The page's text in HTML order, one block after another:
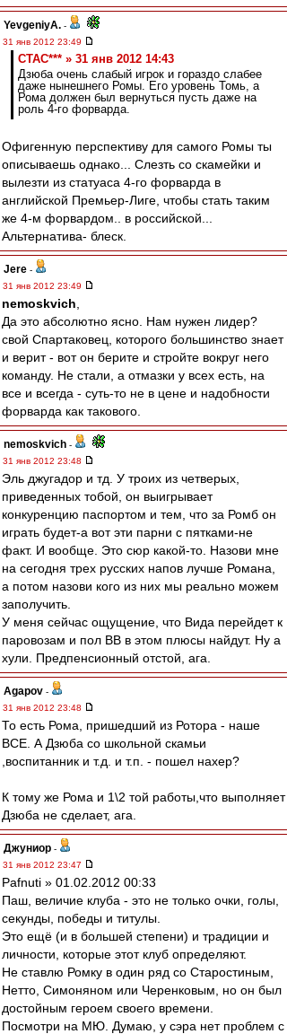
YevgeniyA. -
31 янв 2012 23:49
CTAC*** » 31 янв 2012 14:43
Дзюба очень слабый игрок и гораздо слабее
даже нынешнего Ромы. Его уровень Томь, а
Рома должен был вернуться пусть даже на
роль 4-го форварда.
Офигенную перспективу для самого Ромы ты
описываешь однако... Слезть со скамейки и
вылезти из статуаса 4-го форварда в
английской Премьер-Лиге, чтобы стать таким
же 4-м форвардом.. в российской...
Альтернатива- блеск.
Jere -
31 янв 2012 23:49
nemoskvich
Да это абсолютно ясно. Нам нужен лидер?
свой Спартаковец, которого большинство знает
и верит - вот он берите и стройте вокруг него
команду. Не стали, а отмазки у всех есть, на
все и всегда - суть-то не в цене и надобности
форварда как такового.
nemoskvich -
31 янв 2012 23:48
Эль джугадор и тд. У троих из четверых,
приведенных тобой, он выигрывает
конкуренцию паспортом и тем, что за Ромб он
играть будет-а вот эти парни с пятками-не
факт. И вообще. Это сюр какой-то. Назови мне
на сегодня трех русских напов лучше Романа,
а потом назови кого из них мы реально можем
заполучить.
У меня сейчас ощущение, что Вида перейдет к
паровозам и пол ВВ в этом плюсы найдут. Ну а
хули. Предпенсионный отстой, ага.
Agapov -
31 янв 2012 23:48
То есть Рома, пришедший из Ротора - наше
ВСЕ. А Дзюба со школьной скамьи
,воспитанник и т.д. и т.п. - пошел нахер?
К тому же Рома и 1\2 той работы,что выполняет
Дзюба не сделает, ага.
Джуниор -
31 янв 2012 23:47
Pafnuti » 01.02.2012 00:33
Паш, величие клуба - это не только очки, голы,
секунды, победы и титулы.
Это ещё (и в большей степени) и традиции и
личности, которые этот клуб определяют.
Не ставлю Ромку в один ряд со Старостиным,
Нетто, Симоняном или Черенковым, но он был
достойным героем своего времени.
Посмотри на МЮ. Думаю, у сэра нет проблем с